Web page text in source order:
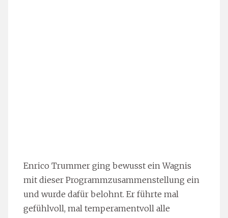
Enrico Trummer ging bewusst ein Wagnis
mit dieser Programmzusammenstellung ein
und wurde dafür belohnt. Er führte mal
gefühlvoll, mal temperamentvoll alle